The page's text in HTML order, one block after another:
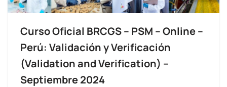
Curso Oficial BRCGS – PSM – Online –
Perú: Validación y Verificación
(Validation and Verification) –
Septiembre 2024